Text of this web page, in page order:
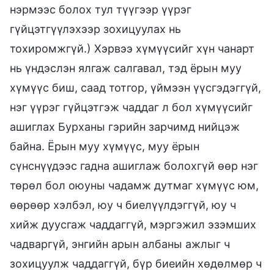
нэрмээс болох тул түүгээр үүрэг
гүйцэтгүүлэхээр зохицуулах нь
тохиромжгүй.) Хэрвээ хүмүүсийг хүн чанарт
нь үндэслэн ялгаж салгавал, тэд ёрын муу
хүмүүс биш, саад тотгор, үймээн үүсгэдэггүй,
нэг үүрэг гүйцэтгэж чаддаг л бол хүмүүсийг
ашиглах Бурханы гэрийн зарчимд нийцэж
байна. Ёрын муу хүмүүс, муу ёрын
сүнснүүдээс гадна ашиглаж болохгүй өөр нэг
төрөл бол оюуны чадамж дутмаг хүмүүс юм,
өөрөөр хэлбэл, юу ч биелүүлдэггүй, юу ч
хийж дуусгаж чаддаггүй, мэргэжил эзэмших
чадваргүй, энгийн арын албаны ажлыг ч
зохицуулж чаддаггүй, бүр биеийн хөдөлмөр ч